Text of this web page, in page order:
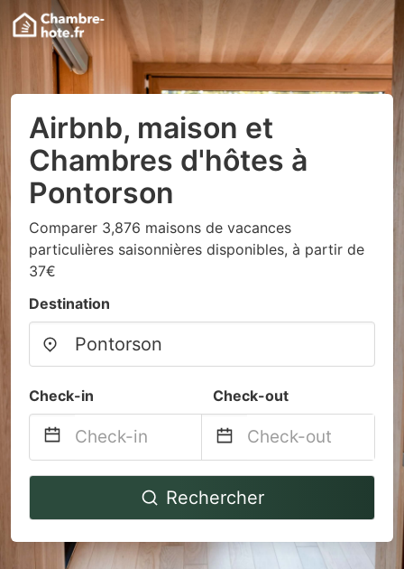
Airbnb, maison et
Chambres d'hôtes à
Pontorson
Comparer 3,876 maisons de vacances
particulières saisonnières disponibles, à partir de
37€
Destination
Check-in Check-out
Navigate
to
interact
Navigate
backward
to
interact
Rechercher